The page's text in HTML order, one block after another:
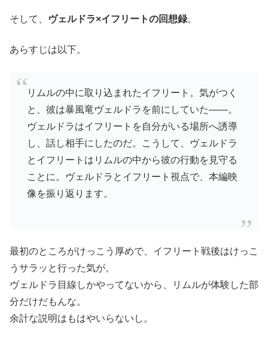
そして、 ヴェルドラ×イフリートの回想録。
あらすじは以下。
リムルの中に取り込まれたイフリート。気がつく
と、彼は暴風竜ヴェルドラを前にしていた――。
ヴェルドラはイフリートを自分がいる場所へ誘導
し、話し相手にしたのだ。こうして、ヴェルドラ
とイフリートはリムルの中から彼の行動を見守る
ことに。ヴェルドラとイフリート視点で、本編映
像を振り返ります。
最初のところがけっこう厚めで、イフリート戦後はけっこ
うサラッと行った気が。
ヴェルドラ目線しかやってないから、リムルが体験した部
分だけだもんな。
余計な説明はもはやいらないし。